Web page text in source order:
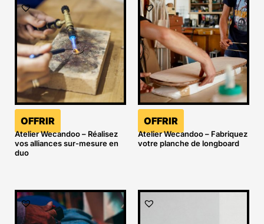
OFFRIR
Atelier Wecandoo – Réalisez
vos alliances sur-mesure en
duo
OFFRIR
Atelier Wecandoo – Fabriquez
votre planche de longboard